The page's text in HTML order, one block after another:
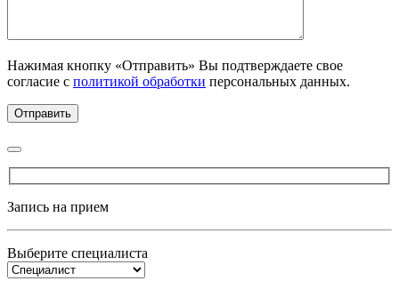
Нажимая кнопку «Отправить» Вы подтверждаете свое
согласие с политикой обработки персональных данных.
Запись на прием
Выберите специалиста